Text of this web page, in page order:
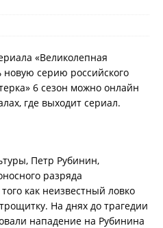
«Великолепная
новую серию российского
6 сезон можно онлайн
где выходит сериал.
Петр Рубинин,
разряда
как неизвестный ловко
На днях до трагедии
нападение на Рубинина